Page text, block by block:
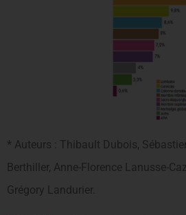
* Auteurs : Thibault Dubois,
Berthiller, Anne-Florence Lanusse-
Grégory Landurier.